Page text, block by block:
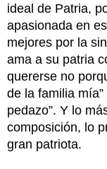
ideal de Patria,
apasionada en
mejores por la
ama a su patria
quererse no
de la familia
pedazo”. Y lo
composición, lo
gran patriota.